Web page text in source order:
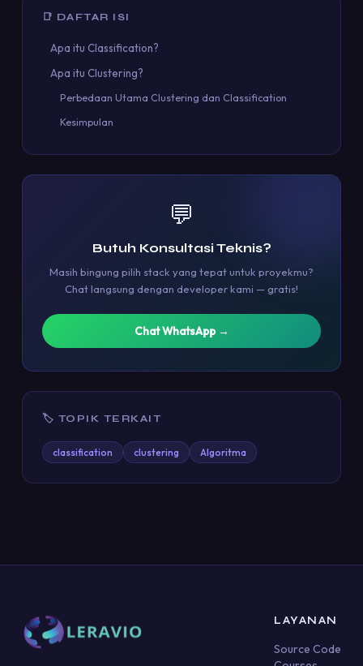
📑 DAFTAR ISI
Apa itu Classification?
Apa itu Clustering?
Perbedaan Utama Clustering dan Classification
Kesimpulan
💬
Butuh Konsultasi Teknis?
Masih bingung pilih stack yang tepat untuk proyekmu?
Chat langsung dengan developer kami — gratis!
Chat WhatsApp →
🏷 TOPIK TERKAIT
classification clustering Algoritma
LAYANAN
Source Code